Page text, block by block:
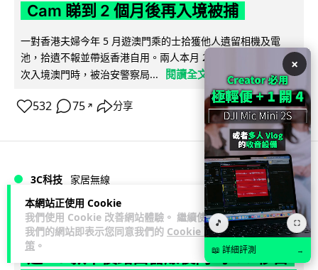
本網站正使用 Cookie
我們使用 Cookie 改善網站體驗。 繼續使用
我們的網站即表示您同意我們的 Cookie 政
策 。
Cam 睇到 2 個月後再入境被捕
一對香港夫婦今年 5 月遊澳門乘的士拾獲他人遺留相機及電
池，拾遺不報並帶返香港自用。兩人本月 2 日經港珠澳大橋再
次入境澳門時，被治安警察局...
閱讀全文
532 75 ↗ 分享
3C科技 家居無線
Vin 1 日
逾 20 款平價路由器爆後門 每 35 秒自
×
🎵 ⛶
📖 詳細評測 →